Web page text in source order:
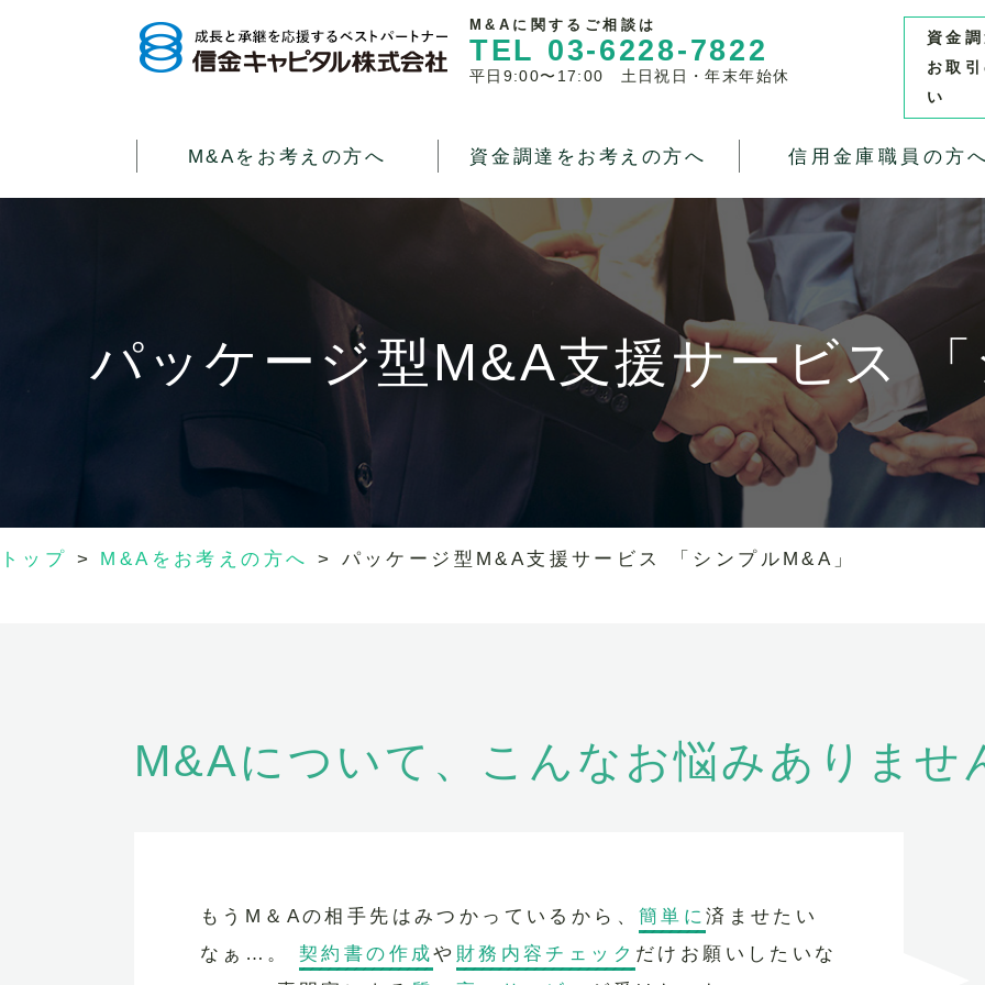
M&Aに関するご相談は
TEL 03-6228-7822
平日9:00〜17:00 土日祝日・年末年始休
資金
お取
い
M&Aをお考えの方へ 資金調達をお考えの方へ 信用金庫職員の方
パッケージ型M&A支援サービス
トップ > M&Aをお考えの方へ > パッケージ型M&A支援サービス 「シンプルM&A」
M&Aについて、こんなお悩みありませ
もうM＆Aの相手先はみつかっているから、 簡単に済ませたい
なぁ…。 契約書の作成や 財務内容チェック だけお願いしたいな